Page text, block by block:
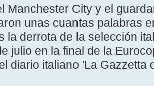
Manchester City y el
unas cuantas palabras
la derrota de la selección
julio en la final de la
diario italiano 'La Gazzetta